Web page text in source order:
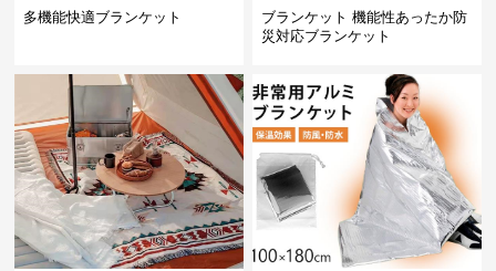
多機能快適ブランケット
ブランケット 機能性あったか防
災対応ブランケット